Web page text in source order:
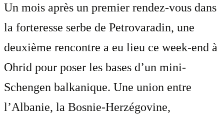
Un mois après un premier rendez-vous dans
la forteresse serbe de Petrovaradin, une
deuxième rencontre a eu lieu ce week-end à
Ohrid pour poser les bases d’un mini-
Schengen balkanique. Une union entre
l’Albanie, la Bosnie-Herzégovine,